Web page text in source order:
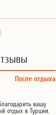
После отдыха
вашу
отдых в Турции.